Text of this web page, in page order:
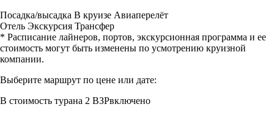
Посадка/высадка В круизе Авиаперелёт
Отель Экскурсия Трансфер
* Расписание лайнеров, портов, экскурсионная программа и ее
стоимость могут быть изменены по усмотрению круизной
компании.
Выберите маршрут по цене или дате:
В стоимость турана 2 ВЗРвключено